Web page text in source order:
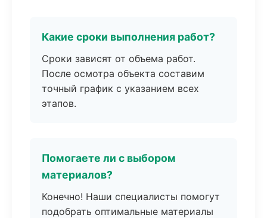
Какие сроки выполнения работ?
Сроки зависят от объема работ.
После осмотра объекта составим
точный график с указанием всех
этапов.
Помогаете ли с выбором
материалов?
Конечно! Наши специалисты помогут
подобрать оптимальные материалы